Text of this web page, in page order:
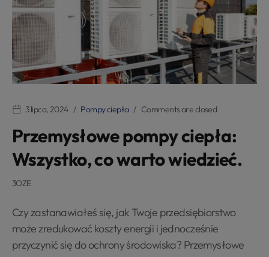
3 lipca, 2024 Pompy ciepła Comments are closed
Przemysłowe pompy ciepła:
Wszystko, co warto wiedzieć.
3OZE
Czy zastanawiałeś się, jak Twoje przedsiębiorstwo
może zredukować koszty energii i jednocześnie
przyczynić się do ochrony środowiska? Przemysłowe